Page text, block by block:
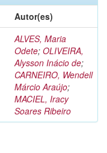
Autor(es)
ALVES, Maria
Odete; OLIVEIRA,
Alysson Inácio de;
CARNEIRO, Wendell
Márcio Araújo;
MACIEL, Iracy
Soares Ribeiro